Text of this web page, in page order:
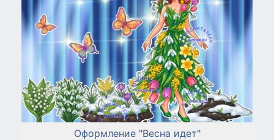
Оформление "Весна идет"